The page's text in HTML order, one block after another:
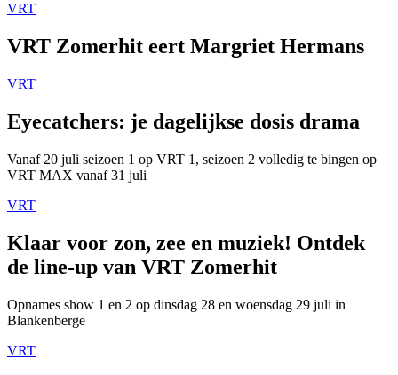
VRT
VRT Zomerhit eert Margriet Hermans
VRT
Eyecatchers: je dagelijkse dosis drama
Vanaf 20 juli seizoen 1 op VRT 1, seizoen 2 volledig te bingen op
VRT MAX vanaf 31 juli
VRT
Klaar voor zon, zee en muziek! Ontdek
de line-up van VRT Zomerhit
Opnames show 1 en 2 op dinsdag 28 en woensdag 29 juli in
Blankenberge
VRT